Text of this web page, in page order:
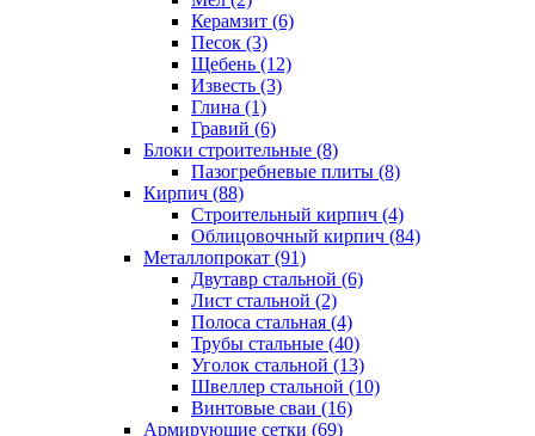
Керамзит (6)
Песок (3)
Щебень (12)
Известь (3)
Глина (1)
Гравий (6)
Блоки строительные (8)
Пазогребневые плиты (8)
Кирпич (88)
Строительный кирпич (4)
Облицовочный кирпич (84)
Металлопрокат (91)
Двутавр стальной (6)
Лист стальной (2)
Полоса стальная (4)
Трубы стальные (40)
Уголок стальной (13)
Швеллер стальной (10)
Винтовые сваи (16)
Армирующие сетки (69)